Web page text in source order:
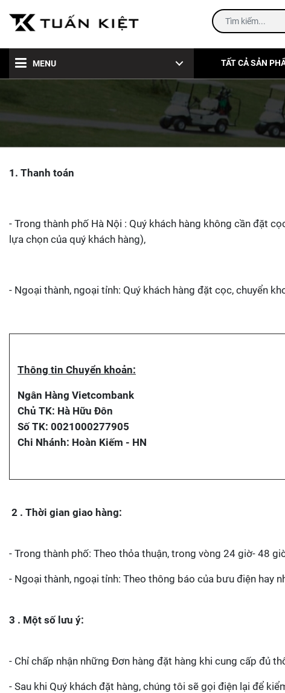
MENU TẤT CẢ SẢN
1. Thanh toán
- Trong thành phố Hà Nội : Quý khách hàng không cần đặt
lựa chọn của quý khách hàng),
- Ngoại thành, ngoại tỉnh: Quý khách hàng đặt cọc, chuyển
Thông tin Chuyển khoản:
Ngân Hàng Vietcombank
Chủ TK: Hà Hữu Đôn
Số TK: 0021000277905
Chi Nhánh: Hoàn Kiếm - HN
2 . Thời gian giao hàng:
- Trong thành phố: Theo thỏa thuận, trong vòng 24 giờ- 48
- Ngoại thành, ngoại tỉnh: Theo thông báo của bưu điện hay
3 . Một số lưu ý:
- Chỉ chấp nhận những Đơn hàng đặt hàng khi cung cấp đủ
- Sau khi Quý khách đặt hàng, chúng tôi sẽ gọi điện lại để